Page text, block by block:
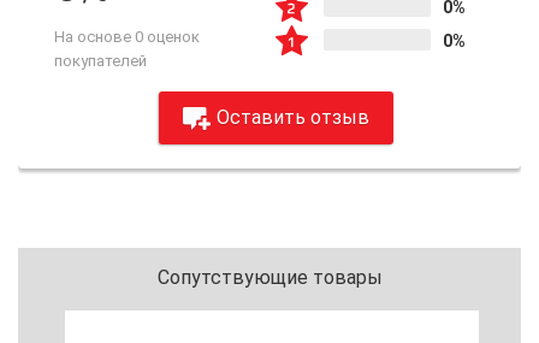
На основе 0 оценок
покупателей
0%
0%
Оставить отзыв
Сопутствующие товары